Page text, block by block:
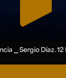
⎯ Sergio Díaz.